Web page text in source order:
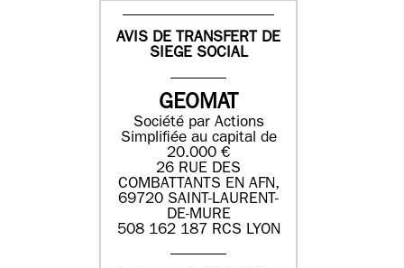
AVIS DE TRANSFERT DE
SIEGE SOCIAL
GEOMAT
Société par Actions
Simplifiée au capital de
20.000 €
26 RUE DES
COMBATTANTS EN AFN,
69720 SAINT-LAURENT-
DE-MURE
508 162 187 RCS LYON